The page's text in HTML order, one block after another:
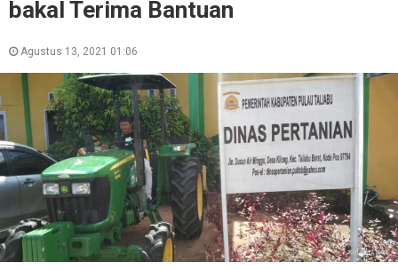
bakal Terima Bantuan
Agustus 13, 2021 01:06